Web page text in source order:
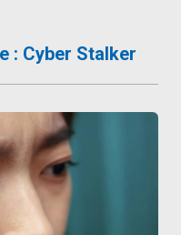
: Cyber Stalker